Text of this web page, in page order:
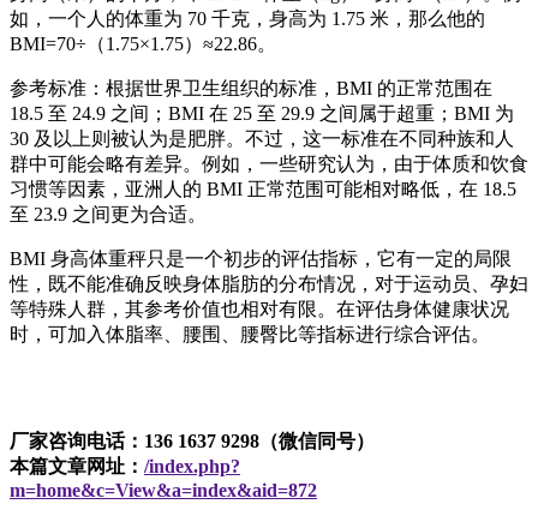
如，一个人的体重为 70 千克，身高为 1.75 米，那么他的
BMI=70÷（1.75×1.75）≈22.86。
参考标准：根据世界卫生组织的标准，BMI 的正常范围在
18.5 至 24.9 之间；BMI 在 25 至 29.9 之间属于超重；BMI 为
30 及以上则被认为是肥胖。不过，这一标准在不同种族和人
群中可能会略有差异。例如，一些研究认为，由于体质和饮食
习惯等因素，亚洲人的 BMI 正常范围可能相对略低，在 18.5
至 23.9 之间更为合适。
BMI 身高体重秤只是一个初步的评估指标，它有一定的局限
性，既不能准确反映身体脂肪的分布情况，对于运动员、孕妇
等特殊人群，其参考价值也相对有限。在评估身体健康状况
时，可加入体脂率、腰围、腰臀比等指标进行综合评估。
厂家咨询电话：136 1637 9298（微信同号）
本篇文章网址： /index.php?
m=home&c=View&a=index&aid=872